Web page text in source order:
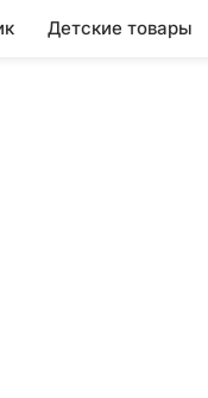
Детские товары